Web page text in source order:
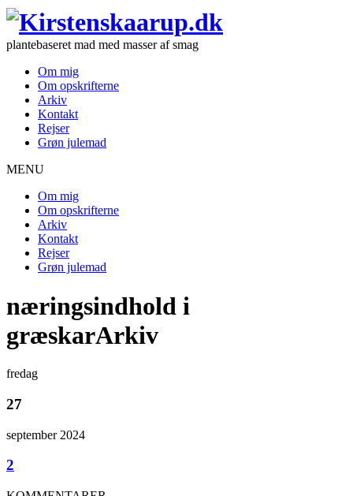
plantebaseret mad med masser af smag
Om mig
Om opskrifterne
Arkiv
Kontakt
Rejser
Grøn julemad
MENU
Om mig
Om opskrifterne
Arkiv
Kontakt
Rejser
Grøn julemad
næringsindhold i
græskarArkiv
fredag
27
september 2024
2